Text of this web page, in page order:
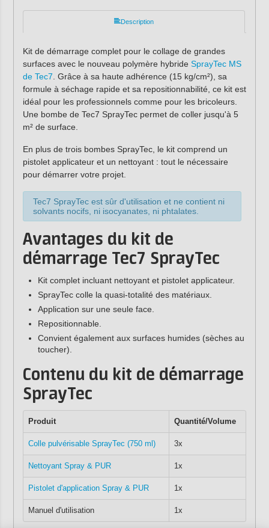
Description
Kit de démarrage complet pour le collage de grandes
surfaces avec le nouveau polymère hybride SprayTec MS
de Tec7 . Grâce à sa haute adhérence (15 kg/cm²), sa
formule à séchage rapide et sa repositionnabilité, ce kit est
idéal pour les professionnels comme pour les bricoleurs.
Une bombe de Tec7 SprayTec permet de coller jusqu'à 5
m² de surface.
En plus de trois bombes SprayTec, le kit comprend un
pistolet applicateur et un nettoyant : tout le nécessaire
pour démarrer votre projet.
Tec7 SprayTec est sûr d'utilisation et ne contient ni
solvants nocifs, ni isocyanates, ni phtalates.
Avantages du kit de
démarrage Tec7 SprayTec
Kit complet incluant nettoyant et pistolet applicateur.
SprayTec colle la quasi-totalité des matériaux.
Application sur une seule face.
Repositionnable.
Convient également aux surfaces humides (sèches au
toucher).
Contenu du kit de démarrage
SprayTec
Produit Quantité/Volume
Colle pulvérisable SprayTec (750 ml) 3x
Nettoyant Spray & PUR 1x
Pistolet d'application Spray & PUR 1x
Manuel d'utilisation 1x